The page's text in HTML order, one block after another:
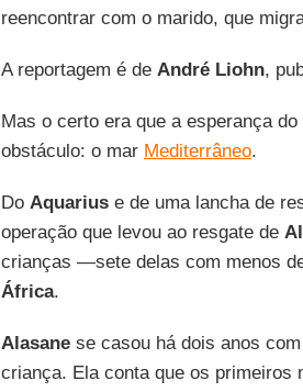
reencontrar com o marido, que
A reportagem é de André Liohn,
Mas o certo era que a esperança
obstáculo: o mar Mediterrâneo.
Do Aquariuse de uma lancha de
operação que levou ao resgate de
crianças —sete delas com menos
África.
Alasanese casou há dois anos com
criança. Ela conta que os primeiros